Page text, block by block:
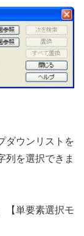
ダウンリストを
列を選択できま
単要素選択モ